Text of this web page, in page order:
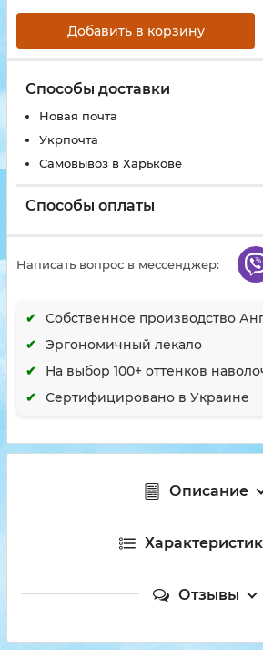
Добавить в корзину
Способы доставки
Новая почта
Укрпочта
Самовывоз в Харькове
Способы оплаты
Написать вопрос в мессенджер:
Собственное производство
Эргономичный лекало
На выбор 100+ оттенков
Сертифицировано в Украине
Описание
Отзывы